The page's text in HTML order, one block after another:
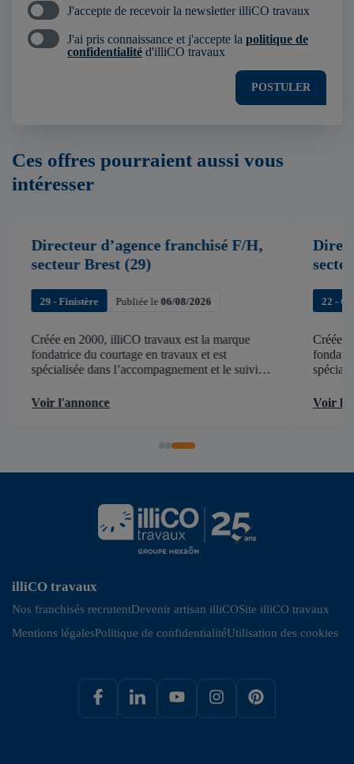
J'accepte de recevoir la newsletter illiCO travaux
J'ai pris connaissance et j'accepte la politique de
confidentialité d'illiCO travaux
POSTULER
Ces offres pourraient aussi vous
intéresser
Directeur d’agence franchisé F/H,
secteur Brest (29)
29 - Finistère Publiée le06/08/2026
Créée en 2000, illiCO travaux est la marque
fondatrice du courtage en travaux et est
spécialisée dans l’accompagnement et le suivi
d’accélérer et de faciliter tous les projets […]
Voir l'annonce
22 -
Créée
Voir
illiCO travaux
Nos franchisés recrutentDevenir artisan illiCOSite illiCO travaux
Mentions légalesPolitique de confidentialitéUtilisation des cookies